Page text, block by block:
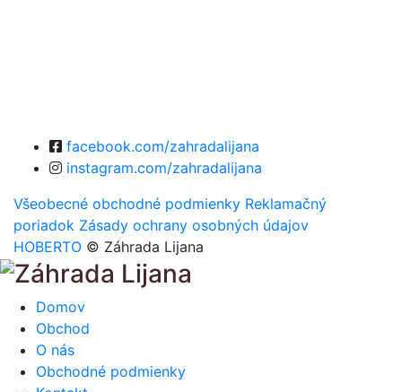
facebook.com/zahradalijana
instagram.com/zahradalijana
Všeobecné obchodné podmienky Reklamačný
poriadok Zásady ochrany osobných údajov
HOBERTO © Záhrada Lijana
Domov
Obchod
O nás
Obchodné podmienky